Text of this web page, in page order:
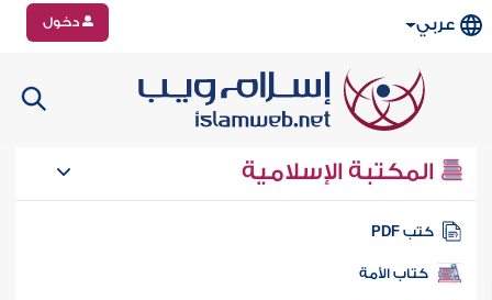
عربي دخول
المكتبة الإسلامية
كتب PDF